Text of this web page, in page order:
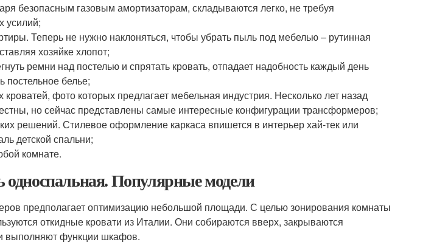
безопасным газовым амортизаторам, складываются легко, не требуя
усилий;
Теперь не нужно наклоняться, чтобы убрать пыль под мебелью – рутинная
хозяйке хлопот;
ремни над постелью и спрятать кровать, отпадает надобность каждый день
постельное белье;
фото которых предлагает мебельная индустрия. Несколько лет назад
но сейчас представлены самые интересные конфигурации трансформеров;
решений. Стилевое оформление каркаса впишется в интерьер хай-тек или
детской спальни;
комнате.
односпальная. Популярные модели
предполагает оптимизацию небольшой площади. С целью зонирования комнаты
откидные кровати из Италии. Они собираются вверх, закрываются
функции шкафов.